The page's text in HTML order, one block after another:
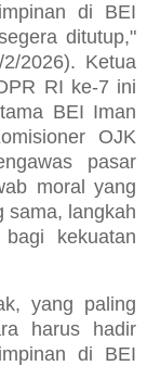
di BEI
ditutup,"
2026). Ketua
RI ke-7 ini
BEI Iman
OJK
pasar
moral yang
sama, langkah
kekuatan
yang paling
harus hadir
di BEI